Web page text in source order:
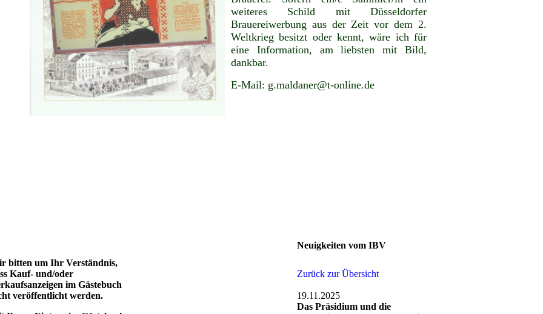
weiteres Schild mit Düsseldorfer
Brauereiwerbung aus der Zeit vor dem 2.
Weltkrieg besitzt oder kennt, wäre ich für
eine Information, am liebsten mit Bild,
dankbar.
E-Mail: g.maldaner@t-online.de
bitten um Ihr Verständnis,
Kauf- und/oder
im Gästebuch
veröffentlicht werden.
Neuigkeiten vom IBV
Zurück zur Übersicht
19.11.2025
Das Präsidium und die